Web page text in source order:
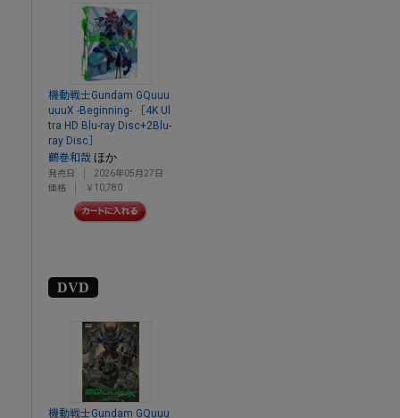
機動戦士Gundam GQuuu
uuuX -Beginning- ［4K Ul
tra HD Blu-ray Disc+2Blu-
ray Disc］
鶴巻和哉 ほか
発売日
2026年05月27日
価格
￥10,780
DVD
機動戦士Gundam GQuuu